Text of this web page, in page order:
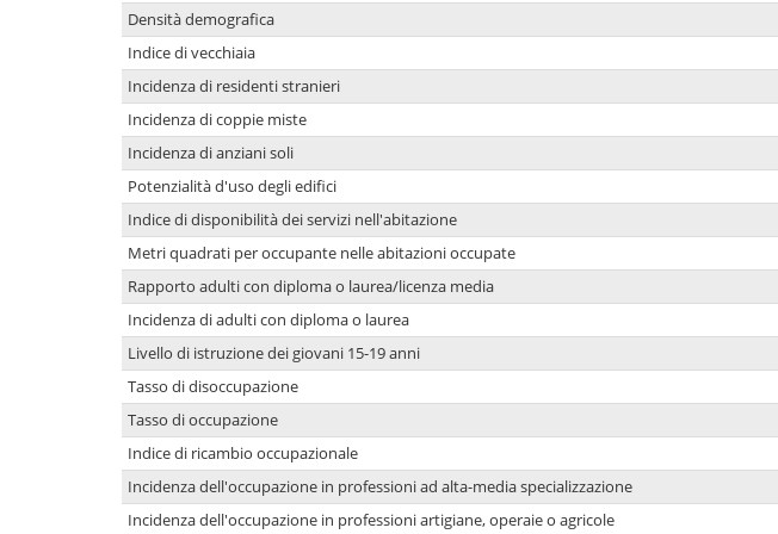
Densità demografica
Indice di vecchiaia
Incidenza di residenti stranieri
Incidenza di coppie miste
Incidenza di anziani soli
Potenzialità d'uso degli edifici
Indice di disponibilità dei servizi nell'abitazione
Metri quadrati per occupante nelle abitazioni occupate
Rapporto adulti con diploma o laurea/licenza media
Incidenza di adulti con diploma o laurea
Livello di istruzione dei giovani 15-19 anni
Tasso di disoccupazione
Tasso di occupazione
Indice di ricambio occupazionale
Incidenza dell'occupazione in professioni ad alta-media specializzazione
Incidenza dell'occupazione in professioni artigiane, operaie o agricole